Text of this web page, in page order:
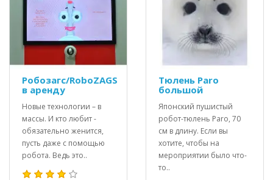
Робозагс/RoboZAGS
в аренду
Новые технологии – в
массы. И кто любит -
обязательно женится,
пусть даже с помощью
робота. Ведь это..
Тюлень Paro
большой
Японский пушистый
робот-тюлень Paro, 70
см в длину. Если вы
хотите, чтобы на
мероприятии было что-
то..